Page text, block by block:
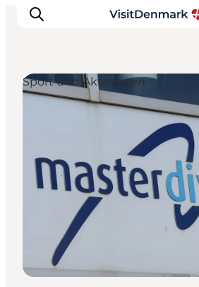
Erlebnisse
Unterkünfte
Reiseplanung
Sport und Aktivitäten